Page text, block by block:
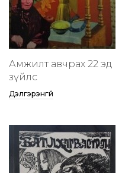
Амжилт авчрах 22 эд
зүйлс
Дэлгэрэнгүй